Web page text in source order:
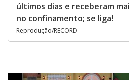
últimos dias e receberam
no confinamento; se liga!
Reprodução/RECORD